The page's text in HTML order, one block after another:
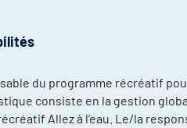
du programme récréatif
consiste en la gestion
Allez à l’eau. Le/la